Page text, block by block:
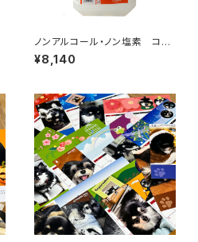
ノンアルコール・ノン塩素 コロ
ブロック 詰替え用4L（ハンデ
ィスプレー10本分）
¥8,140